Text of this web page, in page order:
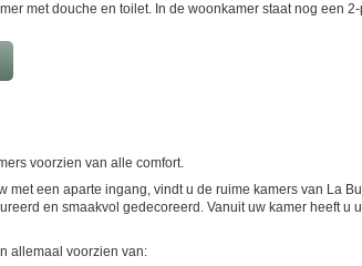
met douche en toilet. In de woonkamer staat nog een
voorzien van alle comfort.
met een aparte ingang, vindt u de ruime kamers van La
en smaakvol gedecoreerd. Vanuit uw kamer heeft u
allemaal voorzien van: